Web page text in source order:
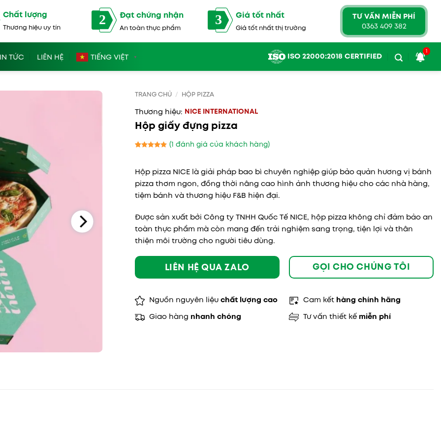
Chất lượng
Thương hiệu uy tín
2 Đạt chứng nhận
An toàn thực phẩm
3 Giá tốt nhất
Giá tốt nhất thị trường
TƯ VẤN MIỄN PHÍ
0363 409 382
TỨC LIÊN HỆ TIẾNG VIỆT ▼ ISO 22000:2018 CERTIFIED 1
TRANG CHỦ / HỘP PIZZA
NICE INTERNATIONAL
Hộp giấy đựng pizza
đánh giá
(1 đánh giá của khách hàng)
Hộp pizza NICE là giải pháp bao bì chuyên nghiệp giúp bảo quản hương vị bánh
pizza thơm ngon, đồng thời nâng cao hình ảnh thương hiệu cho các nhà hàng,
tiệm bánh và thương hiệu F&B hiện đại.
Được sản xuất bởi Công ty TNHH Quốc Tế NICE, hộp pizza không chỉ đảm bảo an
toàn thực phẩm mà còn mang đến trải nghiệm sang trọng, tiện lợi và thân
thiện môi trường cho người tiêu dùng.
LIÊN HỆ QUA ZALO GỌI CHO CHÚNG TÔI
Nguồn nguyên liệuchất lượng cao Cam kết hàng chính hãng
Giao hàng nhanh chóng Tư vấn thiết kế miễn phí